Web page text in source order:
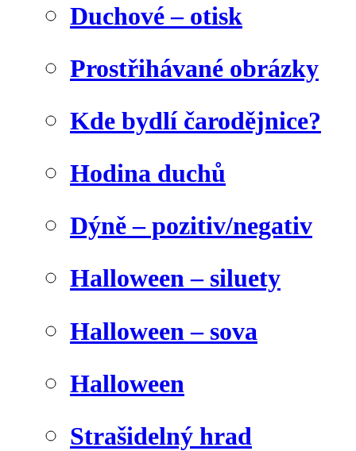
Duchové – otisk
Prostřihávané obrázky
Kde bydlí čarodějnice?
Hodina duchů
Dýně – pozitiv/negativ
Halloween – siluety
Halloween – sova
Halloween
Strašidelný hrad